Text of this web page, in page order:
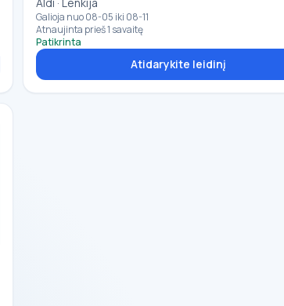
Galioja nuo 08-05 iki 08-11
Atnaujinta prieš 1 savaitę
Patikrinta
Atidarykite leidinį